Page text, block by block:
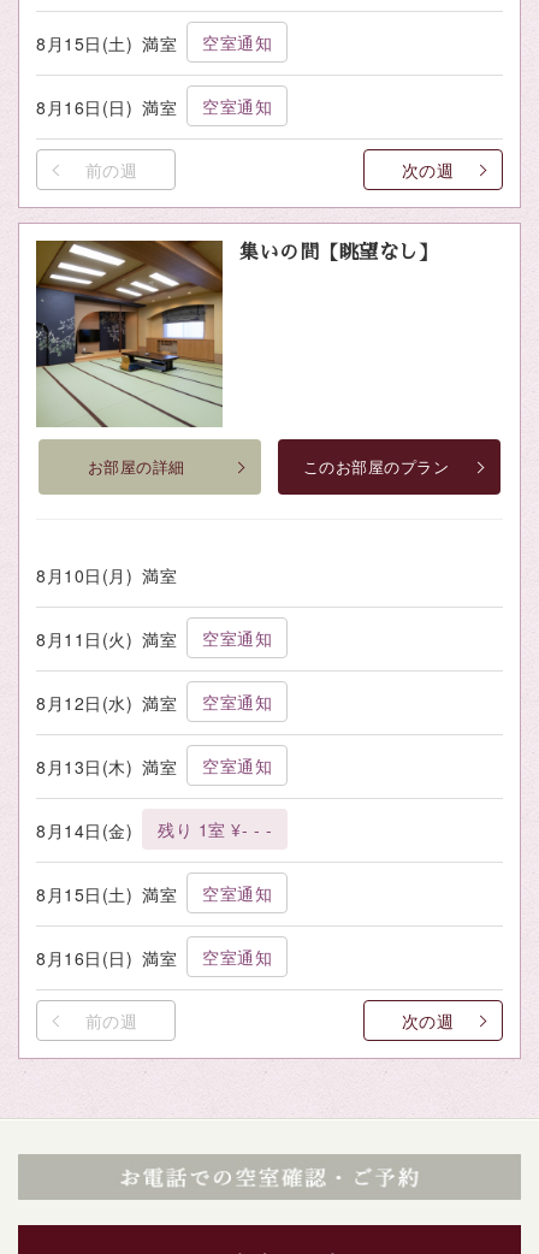
8月15日(土) 満室 空室通知
8月16日(日) 満室 空室通知
前の週 次の週
集いの間【眺望なし】
お部屋の詳細 このお部屋のプラン
8月10日(月) 満室
8月11日(火) 満室 空室通知
8月12日(水) 満室 空室通知
8月13日(木) 満室 空室通知
8月14日(金) 残り 1室 ¥- - -
8月15日(土) 満室 空室通知
8月16日(日) 満室 空室通知
前の週 次の週